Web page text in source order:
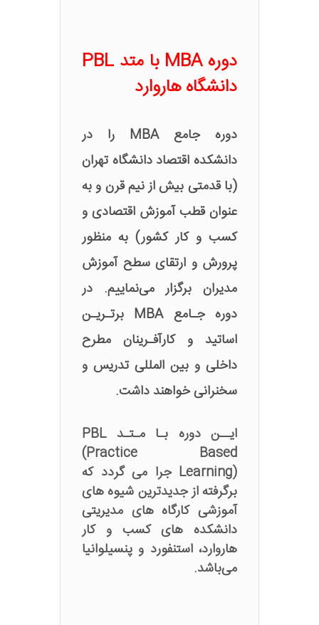
دوره MBA با متد PBL
دانشگاه هاروارد
دوره جامع MBA را در
دانشکده اقتصاد دانشگاه تهران
(با قدمتی بیش از نیم قرن و به
عنوان قطب آموزش اقتصادی و
کسب و کار کشور) به منظور
پرورش و ارتقای سطح آموزش
مدیران برگزار می‌نماییم. در
دوره جـامع MBA برتـریـن
اساتید و کارآفـرینان مطرح
داخلی و بین المللی تدریس و
سخنرانی خواهند داشت.
ایــن دوره بـا مـتـد PBL‌
(Practice Based
Learning) جرا می‌ گردد که
برگرفته از جدیدترین شیوه های
آموزشی کارگاه های مدیریتی
دانشکده های کسب و کار
هاروارد، استنفورد و پنسیلوانیا
می‌باشد.